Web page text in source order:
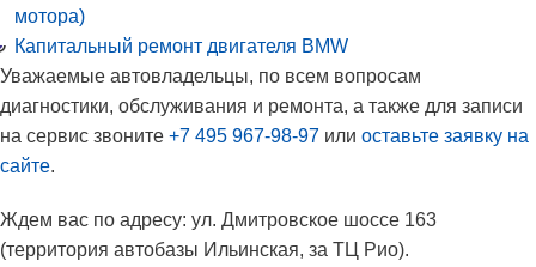
мотора)
Капитальный ремонт двигателя BMW
Уважаемые автовладельцы, по всем вопросам
диагностики, обслуживания и ремонта, а также для записи
на сервис звоните +7 495 967-98-97 или оставьте заявку на
сайте.
Ждем вас по адресу: ул. Дмитровское шоссе 163
(территория автобазы Ильинская, за ТЦ Рио).